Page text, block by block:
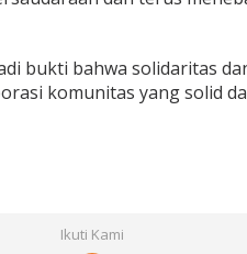
bukti bahwa solidaritas
komunitas yang solid
Ikuti Kami